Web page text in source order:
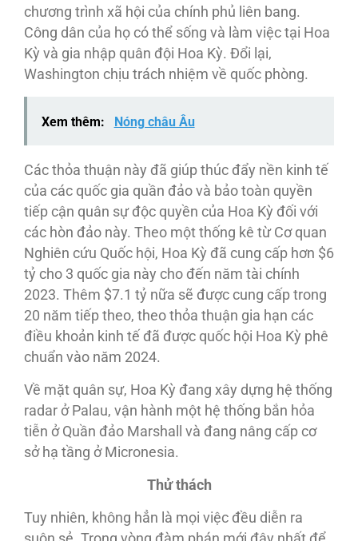
chương trình xã hội của chính phủ liên bang.
Công dân của họ có thể sống và làm việc tại Hoa
Kỳ và gia nhập quân đội Hoa Kỳ. Đổi lại,
Washington chịu trách nhiệm về quốc phòng.
Xem thêm: Nóng châu Âu
Các thỏa thuận này đã giúp thúc đẩy nền kinh tế
của các quốc gia quần đảo và bảo toàn quyền
tiếp cận quân sự độc quyền của Hoa Kỳ đối với
các hòn đảo này. Theo một thống kê từ Cơ quan
Nghiên cứu Quốc hội, Hoa Kỳ đã cung cấp hơn $6
tỷ cho 3 quốc gia này cho đến năm tài chính
2023. Thêm $7.1 tỷ nữa sẽ được cung cấp trong
20 năm tiếp theo, theo thỏa thuận gia hạn các
điều khoản kinh tế đã được quốc hội Hoa Kỳ phê
chuẩn vào năm 2024.
Về mặt quân sự, Hoa Kỳ đang xây dựng hệ thống
radar ở Palau, vận hành một hệ thống bắn hỏa
tiễn ở Quần đảo Marshall và đang nâng cấp cơ
sở hạ tầng ở Micronesia.
Thử thách
Tuy nhiên, không hẳn là mọi việc đều diễn ra